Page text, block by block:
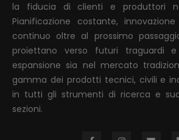
la fiducia di clienti e produttori
Pianificazione costante,
continuo oltre al prossimo
proiettano verso futuri traguardi
espansione sia nel mercato
gamma dei prodotti tecnici, civili e
in tutti gli strumenti di ricerca e
sezioni.